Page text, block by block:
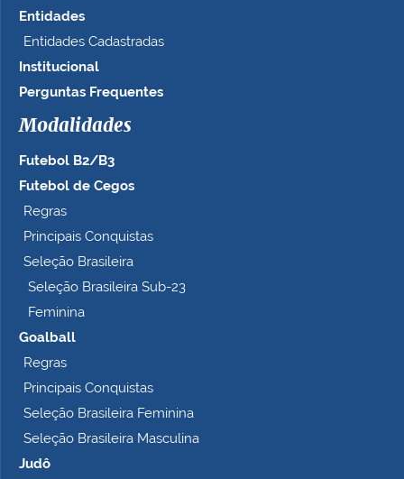
Entidades
Entidades Cadastradas
Institucional
Perguntas Frequentes
Modalidades
Futebol B2/B3
Futebol de Cegos
Regras
Principais Conquistas
Seleção Brasileira
Seleção Brasileira Sub-23
Feminina
Goalball
Regras
Principais Conquistas
Seleção Brasileira Feminina
Seleção Brasileira Masculina
Judô